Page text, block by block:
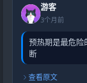
游客
3个月前
预热期是最危
断
查看原文